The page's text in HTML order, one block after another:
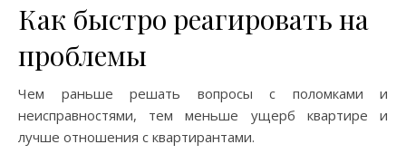
Как быстро реагировать на
проблемы
Чем раньше решать вопросы с поломками и
неисправностями, тем меньше ущерб квартире и
лучше отношения с квартирантами.